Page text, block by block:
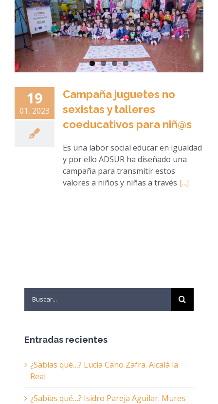
19
01, 2023
Campaña juguetes no
sexistas y talleres
coeducativos para niñ@s
Es una labor social educar en igualdad
y por ello ADSUR ha diseñado una
campaña para transmitir estos
valores a niños y niñas a través [...]
for:
Entradas recientes
¿Sabías qué…? Lucía Cano Zafra. Alcalá la
Real
¿Sabías qué…? Isidro Pareja Aguilar. Mures